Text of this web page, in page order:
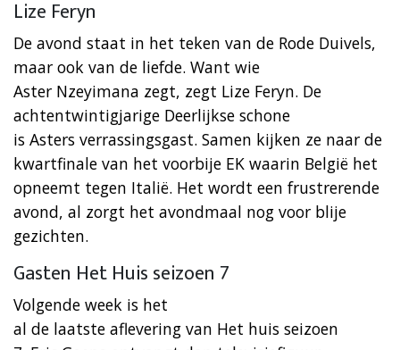
Lize Feryn
De avond staat in het teken van de Rode Duivels,
maar ook van de liefde. Want wie
Aster Nzeyimana zegt, zegt Lize Feryn. De
achtentwintigjarige Deerlijkse schone
is Asters verrassingsgast. Samen kijken ze naar de
kwartfinale van het voorbije EK waarin België het
opneemt tegen Italië. Het wordt een frustrerende
avond, al zorgt het avondmaal nog voor blije
gezichten.
Gasten Het Huis seizoen 7
Volgende week is het
al de laatste aflevering van Het huis seizoen